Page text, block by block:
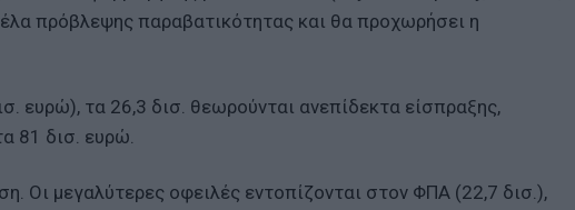
πρόβλεψης παραβατικότητας και θα προχωρήσει η
ευρώ), τα 26,3 δισ. θεωρούνται ανεπίδεκτα είσπραξης,
81 δισ. ευρώ.
Οι μεγαλύτερες οφειλές εντοπίζονται στον ΦΠΑ (22,7 δισ.),